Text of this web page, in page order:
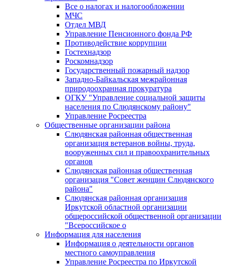
Все о налогах и налогообложении
МЧС
Отдел МВД
Управление Пенсионного фонда РФ
Противодействие коррупции
Гостехнадзор
Роскомнадзор
Государственный пожарный надзор
Западно-Байкальская межрайонная
природоохранная прокуратура
ОГКУ "Управление социальной защиты
населения по Слюдянскому району"
Управление Росреестра
Общественные организации района
Слюдянская районная общественная
организация ветеранов войны, труда,
вооруженных сил и правоохранительных
органов
Слюдянская районная общественная
организация "Совет женщин Слюдянского
района"
Слюдянская районная организация
Иркутской областной организации
общероссийской общественной организации
"Всероссийское о
Информация для населения
Информация о деятельности органов
местного самоуправления
Управление Росреестра по Иркутской